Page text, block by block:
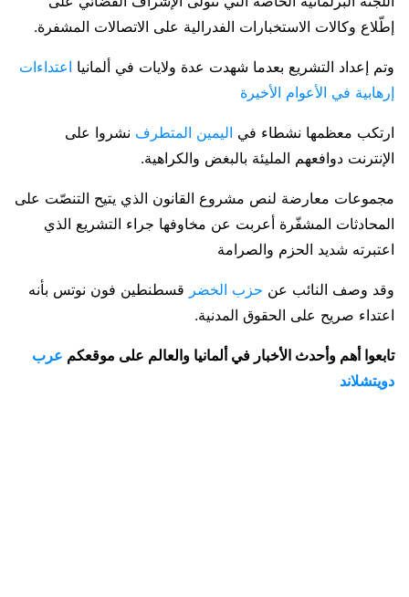
إطّلاع وكالات الاستخبارات الفدرالية على الاتصالات المشفرة.
وتم إعداد التشريع بعدما شهدت عدة ولايات في ألمانيا اعتداءات
إرهابية في الأعوام الأخيرة
ارتكب معظمها نشطاء في اليمين المتطرف نشروا على
الإنترنت دوافعهم المليئة بالبغض والكراهية.
مجموعات معارضة لنص مشروع القانون الذي يتيح التنصّت على
المحادثات المشفّرة أعربت عن مخاوفها جراء التشريع الذي
اعتبرته شديد الحزم والصرامة
وقد وصف النائب عن حزب الخضر قسطنطين فون نوتس بأنه
اعتداء صريح على الحقوق المدنية.
تابعوا أهم وأحدث الأخبار في ألمانيا والعالم على موقعكم عرب
دويتشلاند